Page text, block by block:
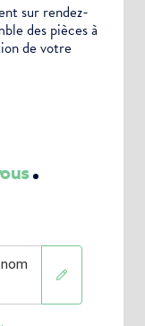
sur rendez-
des pièces à
de votre